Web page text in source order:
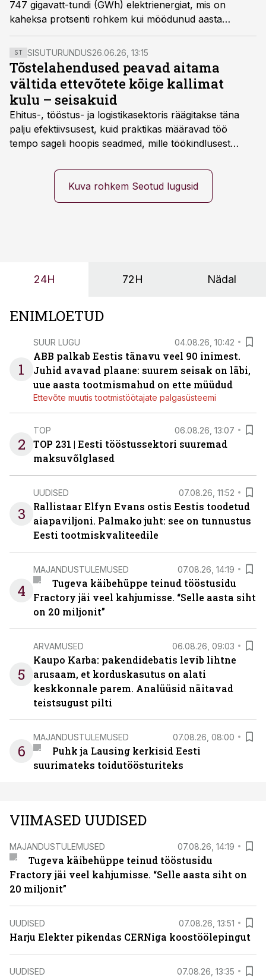
747 gigavatt-tundi (GWh) elektrienergiat, mis on
kaheksa protsenti rohkem kui möödunud aasta
veebruaris, teatas ettevõte.
ST SISUTURUNDUS26.06.26, 13:15
Tõstelahendused peavad aitama
vältida ettevõtete kõige kallimat
kulu – seisakuid
Ehitus-, tööstus- ja logistikasektoris räägitakse täna
palju efektiivsusest, kuid praktikas määravad töö
tempo sageli hoopis seadmed, mille töökindlusest
seisab, töö katkeb või masin ei vasta töötingimustele,
ei tähenda see ettevõtte jaoks ainult tehnilist
probleemi, vaid otsest rahalist kulu, venivaid tähtaegu
Kuva rohkem Seotud lugusid
24H 72H Nädal
ENIMLOETUD
1
SUUR LUGU 04.08.26, 10:42
ABB palkab Eestis tänavu veel 90 inimest.
Juhid avavad plaane: suurem seisak on läbi,
uue aasta tootmismahud on ette müüdud
Ettevõte muutis tootmistöötajate palgasüsteemi
2
TOP 06.08.26, 13:07
TOP 231 | Eesti tööstussektori suuremad
maksuvõlglased
3
UUDISED 07.08.26, 11:52
Rallistaar Elfyn Evans ostis Eestis toodetud
aiapaviljoni. Palmako juht: see on tunnustus
Eesti tootmiskvaliteedile
4
MAJANDUSTULEMUSED 07.08.26, 14:19
Tugeva käibehüppe teinud tööstusidu
Fractory jäi veel kahjumisse. “Selle aasta siht
on 20 miljonit”
5
ARVAMUSED 06.08.26, 09:03
Kaupo Karba: pakendidebatis levib lihtne
arusaam, et korduskasutus on alati
keskkonnale parem. Analüüsid näitavad
teistsugust pilti
6
MAJANDUSTULEMUSED 07.08.26, 08:00
Puhk ja Lausing kerkisid Eesti
suurimateks toidutöösturiteks
VIIMASED UUDISED
MAJANDUSTULEMUSED 07.08.26, 14:19
Tugeva käibehüppe teinud tööstusidu
Fractory jäi veel kahjumisse. “Selle aasta siht on
20 miljonit”
UUDISED 07.08.26, 13:51
Harju Elekter pikendas CERNiga koostöölepingut
UUDISED 07.08.26, 13:35